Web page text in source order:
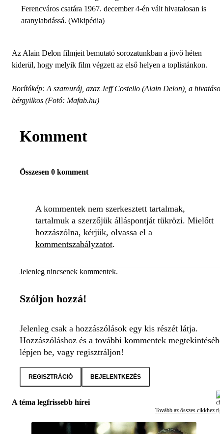
Ferencváros csatára 1967. december 4-én vált hivatalosan is
aranylabdássá. (Wikipédia)
Az Alain Delon filmjeit bemutató sorozatunkban a jövő héten
kiderül, hogy melyik film végzett az első helyen a toplistánkon.
Borítókép: A szamuráj, azaz Jeff Costello (Alain Delon), a
bérgyilkos (Fotó: Mafab.hu)
Komment
Összesen 0 komment
A kommentek nem szerkesztett tartalmak,
tartalmuk a szerzőjük álláspontját tükrözi. Mielőtt
hozzászólna, kérjük, olvassa el a
kommentszabályzatot.
Jelenleg nincsenek kommentek.
Szóljon hozzá!
Jelenleg csak a hozzászólások egy kis részét látja.
Hozzászóláshoz és a további kommentek
lépjen be, vagy regisztráljon!
REGISZTRÁCIÓ BEJELENTKEZÉS
A téma legfrissebb hírei
Tovább az összes cikkhez